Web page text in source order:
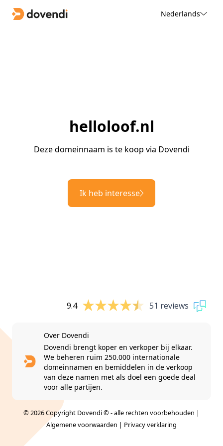
Nederlands
helloloof.nl
Deze domeinnaam is te koop via Dovendi
Ik heb interesse
9.4 51 reviews
Over Dovendi
Dovendi brengt koper en verkoper bij elkaar.
We beheren ruim 250.000 internationale
domeinnamen en bemiddelen in de verkoop
van deze namen met als doel een goede deal
voor alle partijen.
© 2026 Copyright Dovendi © - alle rechten voorbehouden |
Algemene voorwaarden | Privacy verklaring